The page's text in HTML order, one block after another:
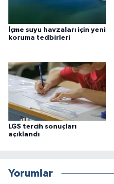
İçme suyu havzaları için yeni
koruma tedbirleri
LGS tercih sonuçları
açıklandı
Yorumlar